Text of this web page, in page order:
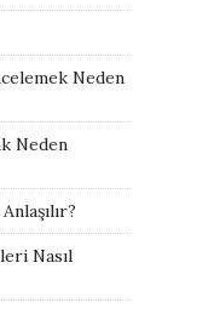
Neden
Neden
Nasıl